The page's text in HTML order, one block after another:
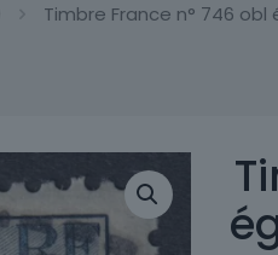
Timbre France n° 746